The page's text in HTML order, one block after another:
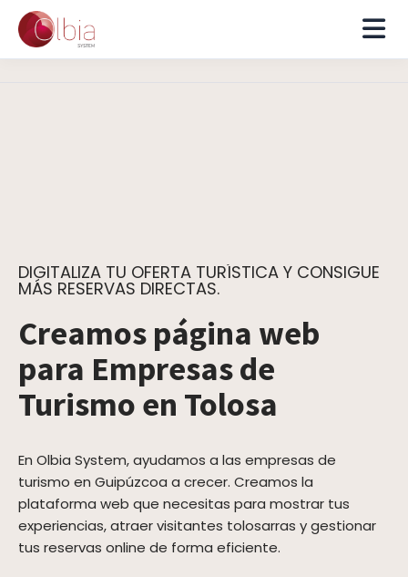
DIGITALIZA TU OFERTA TURÍSTICA Y CONSIGUE
MÁS RESERVAS DIRECTAS.
Creamos página web
para Empresas de
Turismo en Tolosa
En Olbia System, ayudamos a las empresas de
turismo en Guipúzcoa a crecer. Creamos la
plataforma web que necesitas para mostrar tus
experiencias, atraer visitantes tolosarras y gestionar
tus reservas online de forma eficiente.